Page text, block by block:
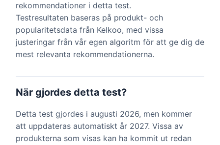
rekommendationer i detta test.
Testresultaten baseras på produkt- och
popularitetsdata från Kelkoo, med vissa
justeringar från vår egen algoritm för att ge dig de
mest relevanta rekommendationerna.
När gjordes detta test?
Detta test gjordes i augusti 2026, men kommer
att uppdateras automatiskt år 2027. Vissa av
produkterna som visas kan ha kommit ut redan